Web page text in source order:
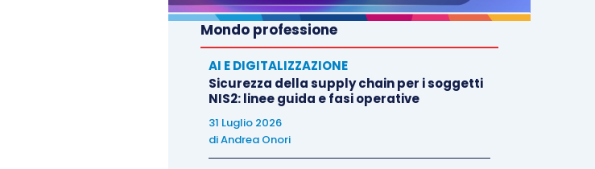
Mondo professione
AI E DIGITALIZZAZIONE
Sicurezza della supply chain per i soggetti
NIS2: linee guida e fasi operative
31 Luglio 2026
diAndrea Onori